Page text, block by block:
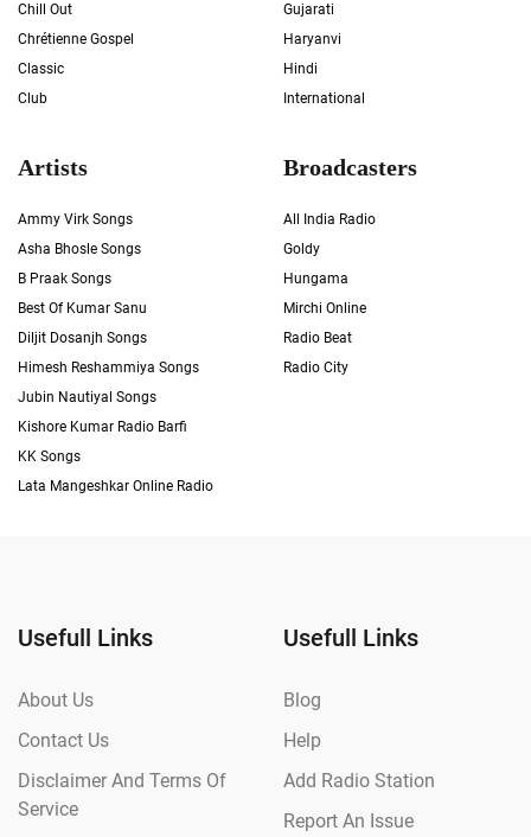
Chill Out
Chrétienne Gospel
Classic
Club
Gujarati
Haryanvi
Hindi
International
Artists
Ammy Virk Songs
Asha Bhosle Songs
B Praak Songs
Best Of Kumar Sanu
Diljit Dosanjh Songs
Himesh Reshammiya Songs
Jubin Nautiyal Songs
Kishore Kumar Radio Barfi
KK Songs
Lata Mangeshkar Online Radio
Broadcasters
All India Radio
Goldy
Hungama
Mirchi Online
Radio Beat
Radio City
Usefull Links
About Us
Contact Us
Disclaimer And Terms Of
Service
Usefull Links
Blog
Help
Add Radio Station
Report An Issue